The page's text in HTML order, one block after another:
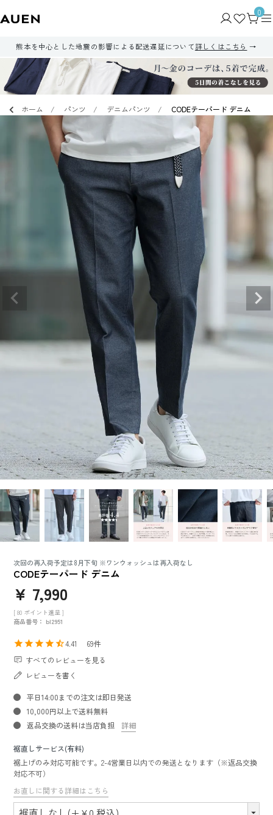
0
熊本を中心とした地震の影響による配送遅延について詳しくはこちら
ホーム パンツ デニムパンツ CODEテーパード デニム
インディゴ
次回の再入荷予定は8月下旬 ※ワンウォッシュは再入荷なし
CODEテーパード デニム
¥ 7,990
[ 80 ポイント進呈 ]
商品番号
bl2951
4.41
69
すべてのレビューを見る
レビューを書く
平日14:00までの注文は即日発送
10,000円以上で送料無料
返品交換の送料は当店負担
詳細
裾直しサービス(有料)
裾上げのみ対応可能です。2-4営業日以内での発送となります（※返品交換
対応不可）
お直しに関する詳細はこちら